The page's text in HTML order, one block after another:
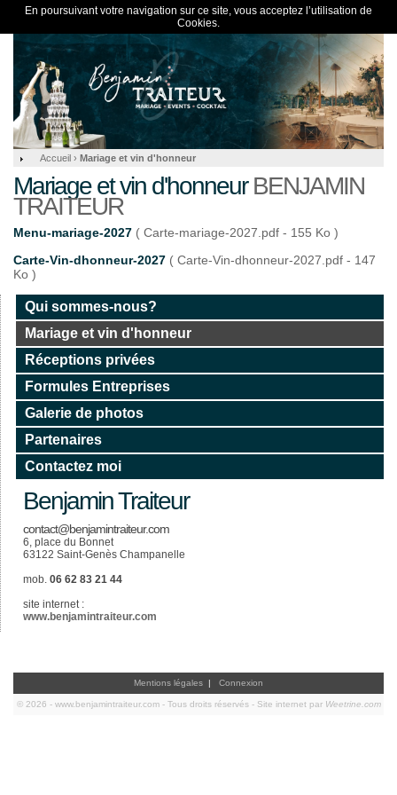
En poursuivant votre navigation sur ce site, vous acceptez l’utilisation de
Cookies.
Mariage et vin d'honneurBENJAMIN
TRAITEUR
Menu-mariage-2027 ( Carte-mariage-2027.pdf - 155 Ko )
Carte-Vin-dhonneur-2027 ( Carte-Vin-dhonneur-2027.pdf - 147
Ko )
Qui sommes-nous?
Mariage et vin d'honneur
Réceptions privées
Formules Entreprises
Galerie de photos
Partenaires
Contactez moi
Benjamin Traiteur
contact@benjamintraiteur.com
6, place du Bonnet
63122 Saint-Genès Champanelle
mob. 06 62 83 21 44
site internet :
www.benjamintraiteur.com
Accueil › Mariage et vin d'honneur
Mentions légales | Connexion
© 2026 - www.benjamintraiteur.com - Tous droits réservés - Site internet par Weetrine.com